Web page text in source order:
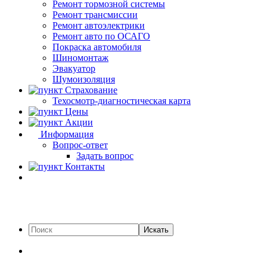
Ремонт тормозной системы
Ремонт трансмиссии
Ремонт автоэлектрики
Ремонт авто по ОСАГО
Покраска автомобиля
Шиномонтаж
Эвакуатор
Шумоизоляция
Страхование
Техосмотр-диагностическая карта
Цены
Акции
Информация
Вопрос-ответ
Задать вопрос
Контакты
Искать